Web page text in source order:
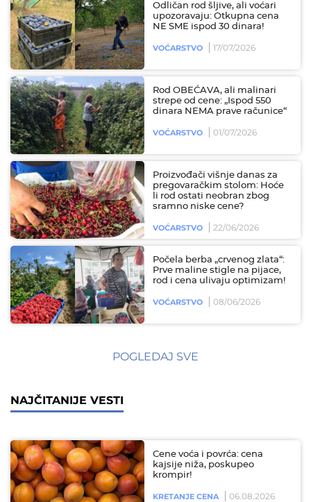
Odličan rod šljive, ali voćari
upozoravaju: Otkupna cena
NE SME ispod 30 dinara!
VOĆARSTVO 17/07/2026
Rod OBEĆAVA, ali malinari
strepe od cene: „Ispod 550
dinara NEMA prave računice“
VOĆARSTVO 01/07/2026
Proizvođači višnje danas za
pregovaračkim stolom: Hoće
li rod ostati neobran zbog
sramno niske cene?
VOĆARSTVO 22/06/2026
Počela berba „crvenog zlata“:
Prve maline stigle na pijace,
rod i cena ulivaju optimizam!
VOĆARSTVO 08/06/2026
POGLEDAJ SVE
NAJČITANIJE VESTI
Cene voća i povrća: cena
kajsije niža, poskupeo
krompir!
KRETANJE CENA 06.08.2026